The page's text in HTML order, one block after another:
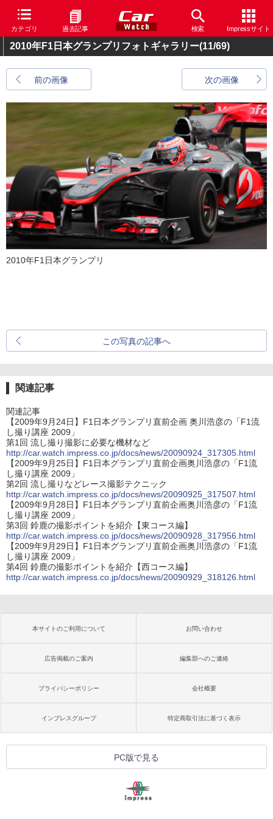
カテゴリ 過去記事 検索 Impressサイト
2010年F1日本グランプリフォトギャラリー(11/69)
前の画像 次の画像
2010年F1日本グランプリ
この写真の記事へ
関連記事
関連記事
【2009年9月24日】F1日本グランプリ直前企画 奥川浩彦の「F1流
し撮り講座 2009」
第1回 流し撮り撮影に必要な機材など
http://car.watch.impress.co.jp/docs/news/20090924_317305.html
【2009年9月25日】F1日本グランプリ直前企画奥川浩彦の「F1流
し撮り講座 2009」
第2回 流し撮りなどレース撮影テクニック
http://car.watch.impress.co.jp/docs/news/20090925_317507.html
【2009年9月28日】F1日本グランプリ直前企画奥川浩彦の「F1流
し撮り講座 2009」
第3回 鈴鹿の撮影ポイントを紹介【東コース編】
http://car.watch.impress.co.jp/docs/news/20090928_317956.html
【2009年9月29日】F1日本グランプリ直前企画奥川浩彦の「F1流
し撮り講座 2009」
第4回 鈴鹿の撮影ポイントを紹介【西コース編】
http://car.watch.impress.co.jp/docs/news/20090929_318126.html
本サイトのご利用について お問い合わせ
広告掲載のご案内 編集部へのご連絡
プライバシーポリシー 会社概要
インプレスグループ 特定商取引法に基づく表示
PC版で見る